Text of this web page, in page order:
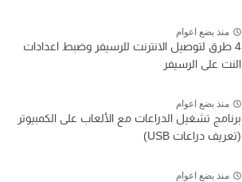
منذ بضع اعوام
4 طرق لتوصيل الانترنت للرسيفر وضبط اعدادات
النت على الرسيفر
منذ بضع اعوام
برنامج تشغيل الدراعات مع الألعاب على الكمبيوتر
(تعريف دراعات USB)
منذ بضع اعوام